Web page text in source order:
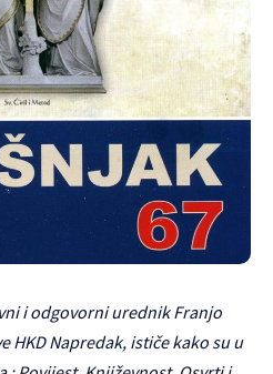
i odgovorni urednik Franjo
HKD Napredak, ističe kako su u